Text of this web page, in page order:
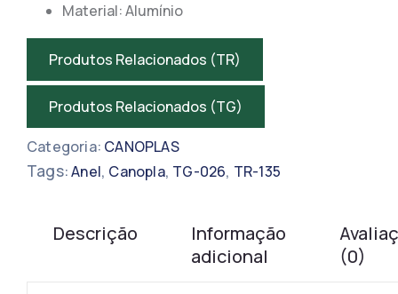
Material: Alumínio
Produtos Relacionados (TR)
Produtos Relacionados (TG)
Categoria: CANOPLAS
Tags:Anel, Canopla, TG-026, TR-135
Descrição
Informação
adicional
(0)